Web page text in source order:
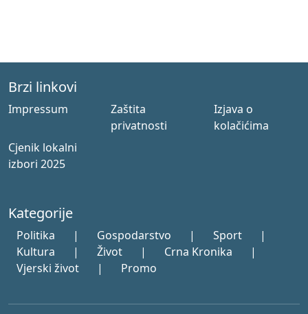
Brzi linkovi
Impressum
Zaštita
privatnosti
Izjava o
kolačićima
Cjenik lokalni
izbori 2025
Kategorije
Politika | Gospodarstvo | Sport
|
Kultura
| Život | Crna Kronika
|
Vjerski život
| Promo